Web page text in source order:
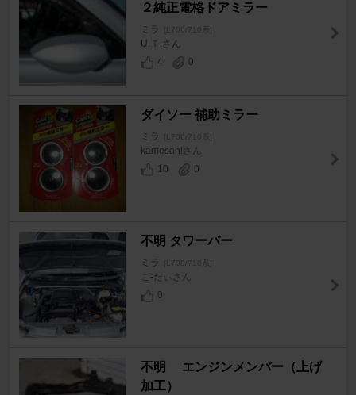
２純正電格ドアミラー
ミラ [L700/710系]
U.Ｔ.さん
4
0
ダイソー 補助ミラー
ミラ [L700/710系]
kamesan!さん
10
0
不明 タワーバー
ミラ [L700/710系]
こ-だぃさん
0
不明 エンジンメンバー（上げ
加工）